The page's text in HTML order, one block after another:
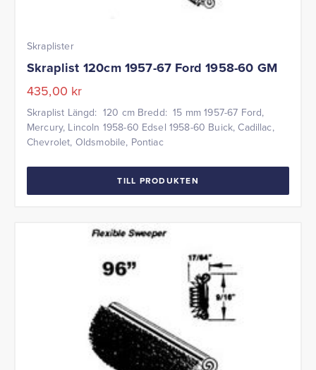
Skraplister
Skraplist 120cm 1957-67 Ford 1958-60 GM
435,00 kr
Skraplist Längd: 120 cm Bredd: 15 mm 1957-67 Ford,
Mercury, Lincoln 1958-60 Edsel 1958-60 Buick, Cadillac,
Chevrolet, Oldsmobile, Pontiac
TILL PRODUKTEN